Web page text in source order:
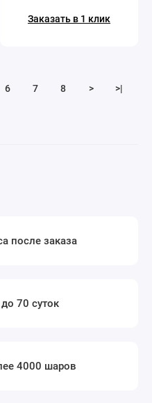
Заказать в 1 клик
6 7 8 > >|
после заказа
70 суток
4000 шаров